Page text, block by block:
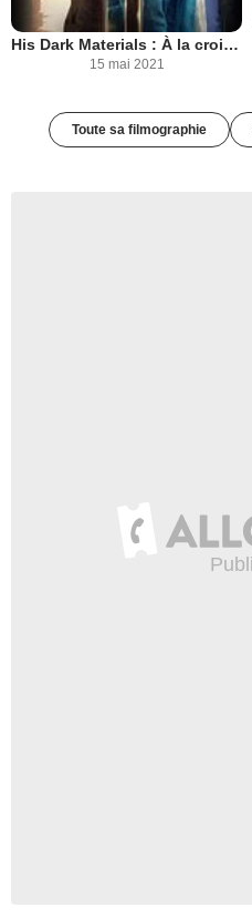
His Dark Materials : À la croisée des mondes
15 mai 2021
Toute sa filmographie